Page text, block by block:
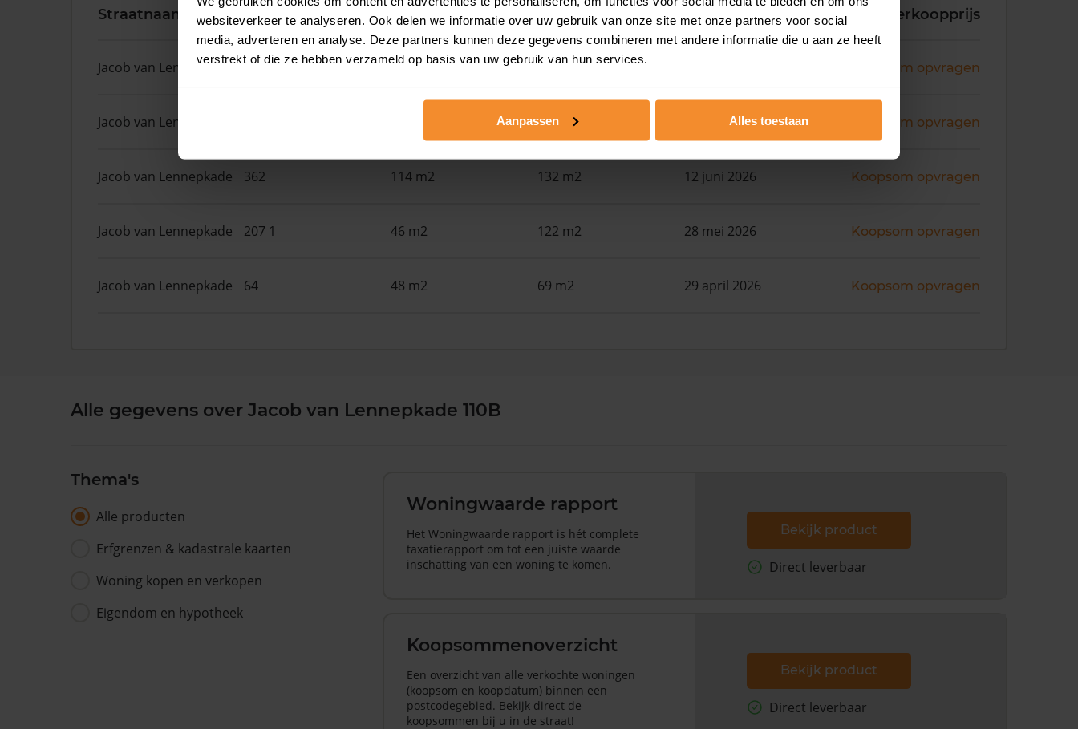
websiteverkeer te analyseren. Ook delen we informatie over uw gebruik van onze site met onze partners voor social
media, adverteren en analyse. Deze partners kunnen deze gegevens combineren met andere informatie die u aan ze heeft
verstrekt of die ze hebben verzameld op basis van uw gebruik van hun services.
Aanpassen Alles toestaan
Straatnaam Huisnr. Woonoppervlak Perceel Verkoopdatum Verkoopprijs
Jacob van Lennepkade 398 78 m2 106 m2 Koopsom opvragen
Jacob van Lennepkade 124 m2 15 juni 2026 Koopsom opvragen
Jacob van Lennepkade 362 114 m2 132 m2 12 juni 2026 Koopsom opvragen
Jacob van Lennepkade 207 1 46 m2 122 m2 28 mei 2026 Koopsom opvragen
Jacob van Lennepkade 64 48 m2 69 m2 29 april 2026 Koopsom opvragen
Alle gegevens over Jacob van Lennepkade 110B
Thema's
Alle producten
Erfgrenzen & kadastrale kaarten
Woning kopen en verkopen
Eigendom en hypotheek
Woningwaarde rapport
Het Woningwaarde rapport is hét complete
taxatierapport om tot een juiste waarde
inschatting van een woning te komen.
Bekijk product
Direct leverbaar
Koopsommenoverzicht
Een overzicht van alle verkochte woningen
(koopsom en koopdatum) binnen een
postcodegebied. Bekijk direct de
koopsommen bij u in de straat!
Bekijk product
Direct leverbaar